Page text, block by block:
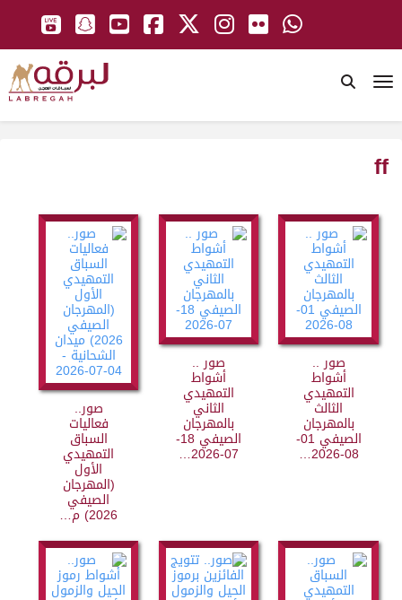
ff
صور ..
أشواط
التمهيدي
الثالث
بالمهرجان
الصيفي 01-
08-2026…
صور ..
أشواط
التمهيدي
الثاني
بالمهرجان
الصيفي 18-
07-2026…
صور..
فعاليات
السباق
التمهيدي
الأول
(المهرجان
الصيفي
2026) م…